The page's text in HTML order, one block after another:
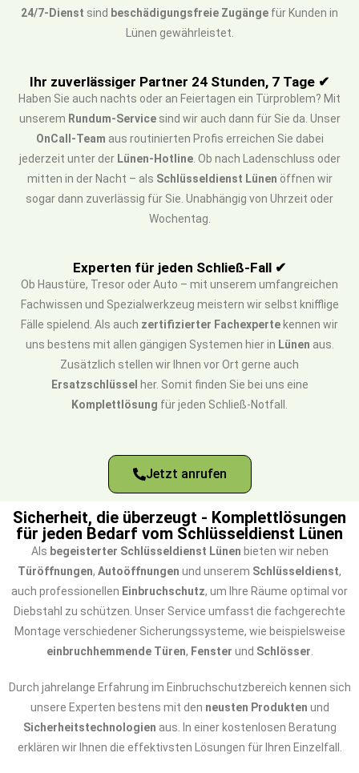
24/7-Dienst sind beschädigungsfreie Zugänge für Kunden in
Lünen gewährleistet.
Ihr zuverlässiger Partner 24 Stunden, 7 Tage ✔
Haben Sie auch nachts oder an Feiertagen ein Türproblem? Mit
unserem Rundum-Servicesind wir auch dann für Sie da. Unser
OnCall-Team aus routinierten Profis erreichen Sie dabei
jederzeit unter der Lünen-Hotline. Ob nach Ladenschluss oder
mitten in der Nacht – als Schlüsseldienst Lünen öffnen wir
sogar dann zuverlässig für Sie. Unabhängig von Uhrzeit oder
Wochentag.
Experten für jeden Schließ-Fall ✔
Ob Haustüre, Tresor oder Auto – mit unserem umfangreichen
Fachwissen und Spezialwerkzeug meistern wir selbst knifflige
Fälle spielend. Als auch zertifizierter Fachexperte kennen wir
uns bestens mit allen gängigen Systemen hier in Lünen aus.
Zusätzlich stellen wir Ihnen vor Ort gerne auch
Ersatzschlüssel her. Somit finden Sie bei uns eine
Komplettlösung für jeden Schließ-Notfall.
Jetzt anrufen
Sicherheit, die überzeugt - Komplettlösungen
für jeden Bedarf vom Schlüsseldienst Lünen
Als begeisterter Schlüsseldienst Lünen bieten wir neben
Türöffnungen, Autoöffnungen und unserem Schlüsseldienst,
auch professionellen Einbruchschutz, um Ihre Räume optimal vor
Diebstahl zu schützen. Unser Service umfasst die fachgerechte
Montage verschiedener Sicherungssysteme, wie beispielsweise
einbruchhemmende Türen, Fenster und Schlösser
Durch jahrelange Erfahrung im Einbruchschutzbereich kennen sich
unsere Experten bestens mit den neusten Produkten und
Sicherheitstechnologien aus. In einer kostenlosen Beratung
erklären wir Ihnen die effektivsten Lösungen für Ihren Einzelfall.